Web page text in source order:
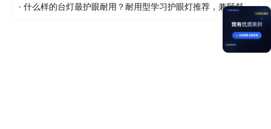
· 什么样的台灯最护眼耐用？耐用型学习护眼灯推荐，兼顾舒适与长久使用